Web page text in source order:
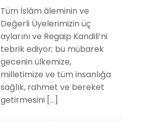
Tüm İslâm âleminin ve
Değerli Üyelerimizin üç
aylarını ve Regaip Kandili’ni
tebrik ediyor; bu mübarek
gecenin ülkemize,
milletimize ve tüm insanlığa
sağlık, rahmet ve bereket
getirmesini[…]